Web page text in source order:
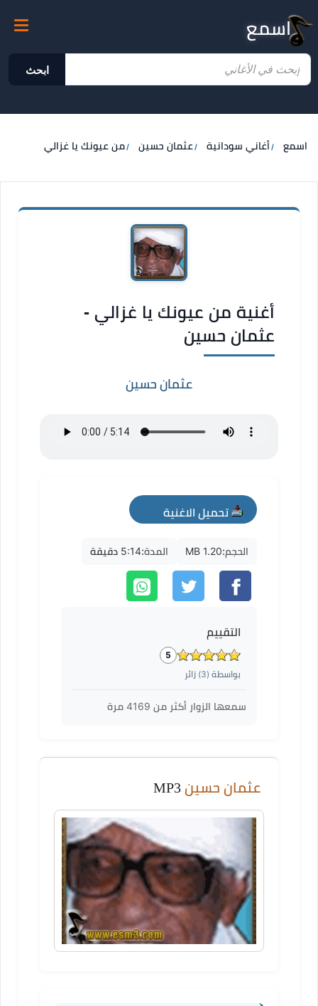
اسمع
ابحث
اسمع أغاني سودانية عثمان حسين من عيونك يا غزالي
أغنية من عيونك يا غزالي -
عثمان حسين
عثمان حسين
تحميل الاغنية
mp3
الحجم:1.20 MB المدة:5:14 دقيقة
التقييم
5
بواسطة (3) زائر
سمعها الزوار أكثر من 4169 مرة
عثمان حسين